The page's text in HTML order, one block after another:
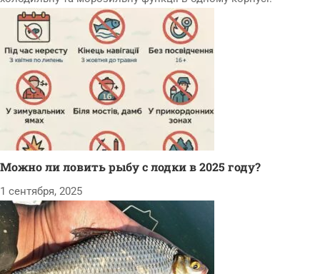
Можно ли ловить рыбу с лодки в 2025 году?
1 сентября, 2025